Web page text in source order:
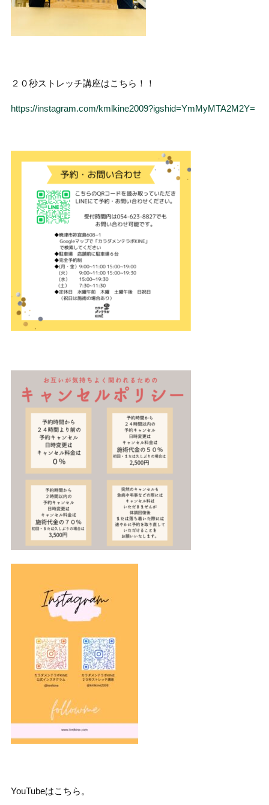
２０秒ストレッチ講座はこちら！！
https://instagram.com/kmlkine2009?igshid=YmMyMTA2M2Y=
YouTubeはこちら。